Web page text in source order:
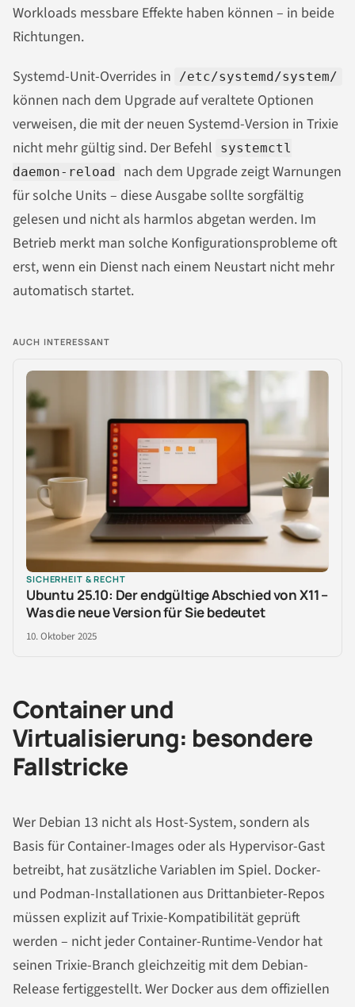
Workloads messbare Effekte haben können – in beide
Richtungen.
Systemd-Unit-Overrides in
/etc/systemd/system/
können nach dem Upgrade auf veraltete Optionen
verweisen, die mit der neuen Systemd-Version in Trixie
nicht mehr gültig sind. Der Befehl
systemctl
daemon-reload
nach dem Upgrade zeigt Warnungen
für solche Units – diese Ausgabe sollte sorgfältig
gelesen und nicht als harmlos abgetan werden. Im
Betrieb merkt man solche Konfigurationsprobleme oft
erst, wenn ein Dienst nach einem Neustart nicht mehr
automatisch startet.
AUCH INTERESSANT
SICHERHEIT & RECHT
Ubuntu 25.10: Der endgültige Abschied von X11 –
Was die neue Version für Sie bedeutet
10. Oktober 2025
Container und
Virtualisierung: besondere
Fallstricke
Wer Debian 13 nicht als Host-System, sondern als
Basis für Container-Images oder als Hypervisor-Gast
betreibt, hat zusätzliche Variablen im Spiel. Docker-
und Podman-Installationen aus Drittanbieter-Repos
müssen explizit auf Trixie-Kompatibilität geprüft
werden – nicht jeder Container-Runtime-Vendor hat
seinen Trixie-Branch gleichzeitig mit dem Debian-
Release fertiggestellt. Wer Docker aus dem offiziellen